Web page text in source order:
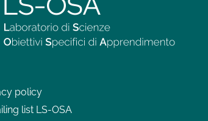
policy
list LS-OSA